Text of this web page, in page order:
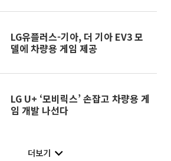
LG유플러스-기아, 더 기아 EV3 모
델에 차량용 게임 제공
LG U+ ‘모비릭스’ 손잡고 차량용 게
임 개발 나선다
더보기